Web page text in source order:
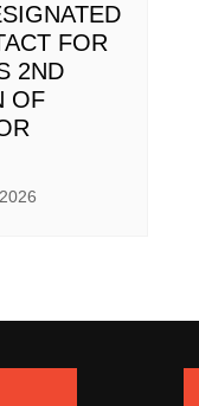
FOR
2ND
OF